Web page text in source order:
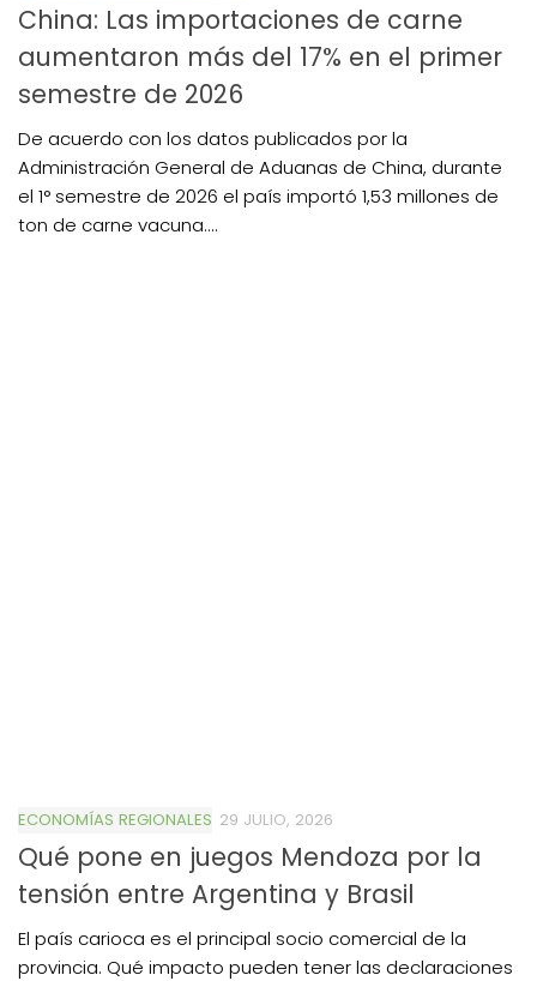
China: Las importaciones de carne
aumentaron más del 17% en el primer
semestre de 2026
De acuerdo con los datos publicados por la
Administración General de Aduanas de China, durante
el 1° semestre de 2026 el país importó 1,53 millones de
ton de carne vacuna....
ECONOMÍAS REGIONALES 29 JULIO, 2026
Qué pone en juegos Mendoza por la
tensión entre Argentina y Brasil
El país carioca es el principal socio comercial de la
provincia. Qué impacto pueden tener las declaraciones